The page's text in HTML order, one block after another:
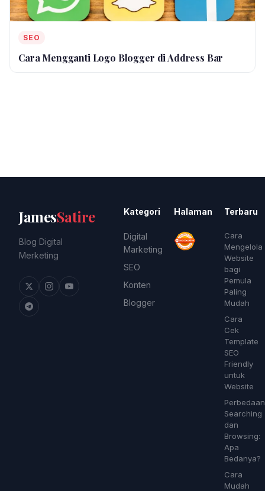
SEO
Cara Mengganti Logo Blogger di Address Bar
JamesSatire
Blog Digital
Merketing
Kategori
Digital
Marketing
SEO
Konten
Blogger
Halaman Terbaru
Cara
Mengelola
Website
bagi
Pemula
Paling
Mudah
Cara
Cek
Template
SEO
Friendly
untuk
Website
Perbedaan
Searching
dan
Browsing:
Apa
Bedanya?
Cara
Mudah